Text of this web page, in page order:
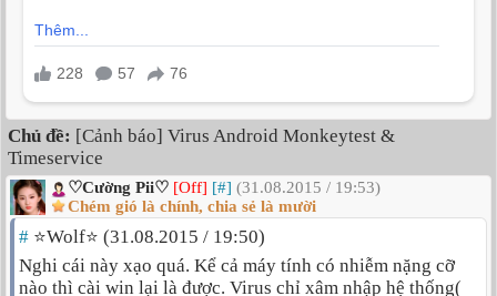
Chủ đề: [Cảnh báo] Virus Android Monkeytest &
Timeservice
♡Cường Pii♡ [Off] [#] (31.08.2015 / 19:53)
Chém gió là chính, chia sẻ là mười
# ⭐Wolf⭐ (31.08.2015 / 19:50)
Nghi cái này xạo quá. Kể cả máy tính có nhiễm nặng cỡ
nào thì cài win lại là được. Virus chỉ xâm nhập hệ thống(